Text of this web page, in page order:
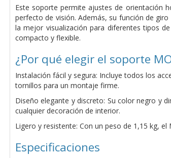
Este soporte permite ajustes de orientación
perfecto de visión. Además, su función de
la mejor visualización para diferentes tipos
compacto y flexible.
¿Por qué elegir el soporte
Instalación fácil y segura: Incluye todos los
tornillos para un montaje firme.
Diseño elegante y discreto: Su color negro y
cualquier decoración de interior.
Ligero y resistente: Con un peso de 1,15 kg,
Especificaciones